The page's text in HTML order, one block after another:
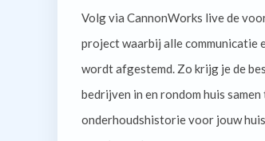
Volg via CannonWorks live de
project waarbij alle communicatie
wordt afgestemd. Zo krijg je de
bedrijven in en rondom huis
onderhoudshistorie voor jouw